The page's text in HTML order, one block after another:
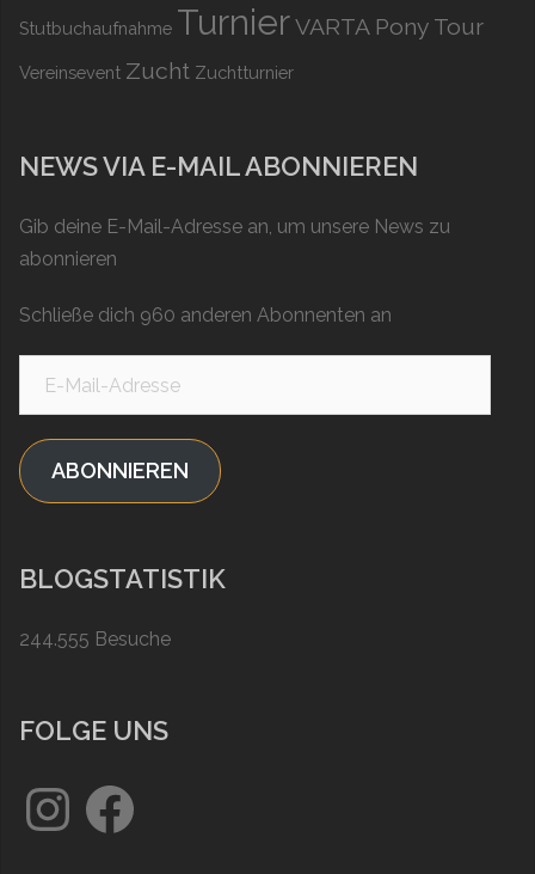
Stutbuchaufnahme TurnierVARTA Pony Tour
Vereinsevent Zucht Zuchtturnier
NEWS VIA E-MAIL ABONNIEREN
Gib deine E-Mail-Adresse an, um unsere News zu
abonnieren
Schließe dich 960 anderen Abonnenten an
Adresse
ABONNIEREN
BLOGSTATISTIK
244.555 Besuche
FOLGE UNS
InstagramFacebook